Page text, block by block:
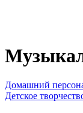
Домашний
Детское